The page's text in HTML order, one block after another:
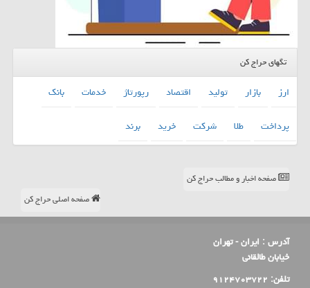
تگهای حراج کن
ارز بازار تولید اقتصاد رپورتاژ خدمات
بانك
پرداخت
طلا شركت خرید برند
صفحه اخبار و مطالب حراج کن
صفحه اصلی حراج کن
آدرس : ایران - تهران
خیابان طالقانی
تلفن: ۹۱۲۴۷۰۳۷۲۲